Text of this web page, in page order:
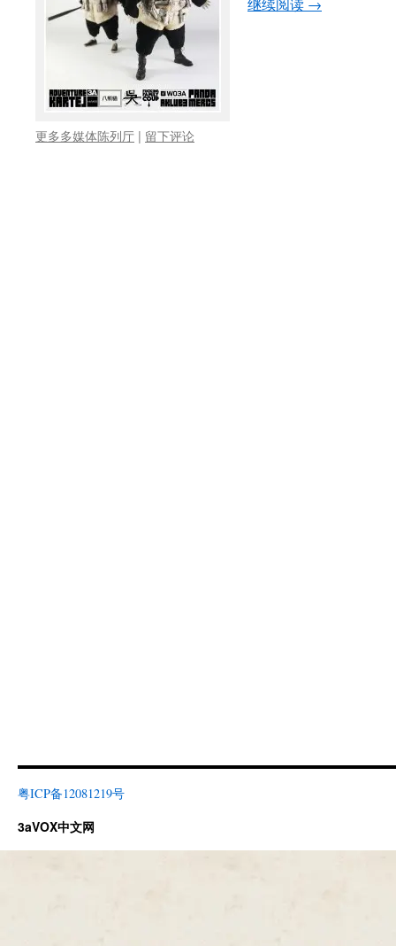
继续阅读 →
更多多媒体陈列厅 | 留下评论
粤ICP备12081219号
3aVOX中文网